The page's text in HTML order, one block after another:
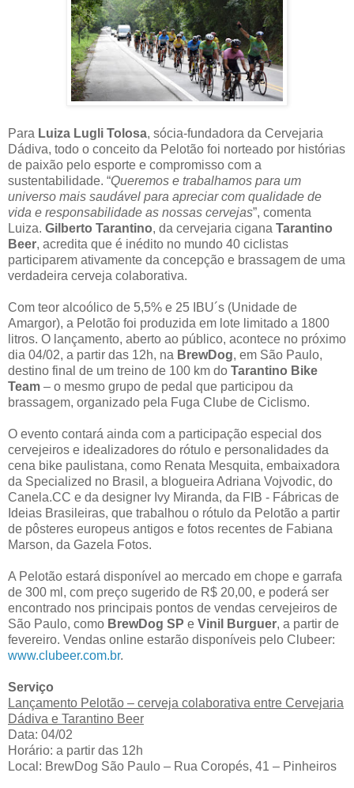
Para Luiza Lugli Tolosa, sócia-fundadora da Cervejaria
Dádiva, todo o conceito da Pelotão foi norteado por histórias
de paixão pelo esporte e compromisso com a
sustentabilidade. “Queremos e trabalhamos para um
universo mais saudável para apreciar com qualidade de
vida e responsabilidade as nossas cervejas”, comenta
Luiza. Gilberto Tarantino, da cervejaria cigana Tarantino
Beer, acredita que é inédito no mundo 40 ciclistas
participarem ativamente da concepção e brassagem de uma
verdadeira cerveja colaborativa.
Com teor alcoólico de 5,5% e 25 IBU´s (Unidade de
Amargor), a Pelotão foi produzida em lote limitado a 1800
litros. O lançamento, aberto ao público, acontece no próximo
dia 04/02, a partir das 12h, na BrewDog, em São Paulo,
destino final de um treino de 100 km do Tarantino Bike
Team – o mesmo grupo de pedal que participou da
brassagem, organizado pela Fuga Clube de Ciclismo.
O evento contará ainda com a participação especial dos
cervejeiros e idealizadores do rótulo e personalidades da
cena bike paulistana, como Renata Mesquita, embaixadora
da Specialized no Brasil, a blogueira Adriana Vojvodic, do
Canela.CC e da designer Ivy Miranda, da FIB - Fábricas de
Ideias Brasileiras, que trabalhou o rótulo da Pelotão a partir
de pôsteres europeus antigos e fotos recentes de Fabiana
Marson, da Gazela Fotos.
A Pelotão estará disponível ao mercado em chope e garrafa
de 300 ml, com preço sugerido de R$ 20,00, e poderá ser
encontrado nos principais pontos de vendas cervejeiros de
São Paulo, como BrewDog SP e Vinil Burguer, a partir de
fevereiro. Vendas online estarão disponíveis pelo Clubeer:
www.clubeer.com.br.
Serviço
Lançamento Pelotão – cerveja colaborativa entre Cervejaria
Dádiva e Tarantino Beer
Data: 04/02
Horário: a partir das 12h
Local: BrewDog São Paulo – Rua Coropés, 41 – Pinheiros